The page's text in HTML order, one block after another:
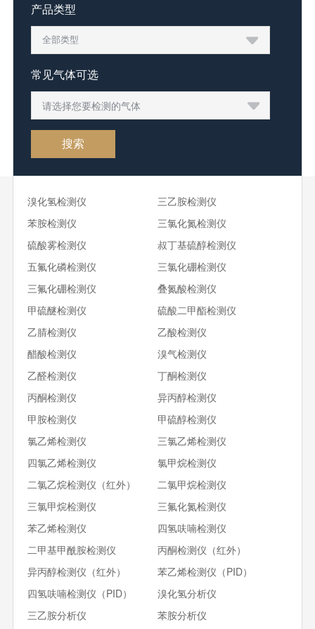
产品类型
常见气体可选
请选择您要检测的气体
搜索
溴化氢检测仪
三乙胺检测仪
苯胺检测仪
三氯化氮检测仪
硫酸雾检测仪
叔丁基硫醇检测仪
五氟化磷检测仪
三氯化硼检测仪
三氟化硼检测仪
叠氮酸检测仪
甲硫醚检测仪
硫酸二甲酯检测仪
乙腈检测仪
乙酸检测仪
醋酸检测仪
溴气检测仪
乙醛检测仪
丁酮检测仪
丙酮检测仪
异丙醇检测仪
甲胺检测仪
甲硫醇检测仪
氯乙烯检测仪
三氯乙烯检测仪
四氯乙烯检测仪
氯甲烷检测仪
二氯乙烷检测仪（红外）
二氯甲烷检测仪
三氯甲烷检测仪
三氟化氮检测仪
苯乙烯检测仪
四氢呋喃检测仪
二甲基甲酰胺检测仪
丙酮检测仪（红外）
异丙醇检测仪（红外）
苯乙烯检测仪（PID）
四氢呋喃检测仪（PID）
溴化氢分析仪
三乙胺分析仪
苯胺分析仪